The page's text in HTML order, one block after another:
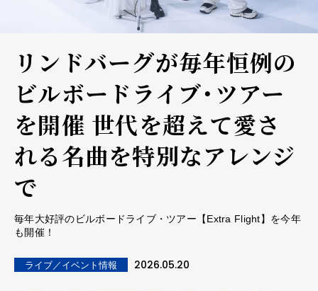
リンドバーグが毎年恒例の
ビルボードライブ・ツアー
を開催 世代を超えて愛さ
れる名曲を特別なアレンジ
で
毎年大好評のビルボードライブ・ツアー【Extra Flight】を今年
も開催！
ライブ／イベント情報 2026.05.20